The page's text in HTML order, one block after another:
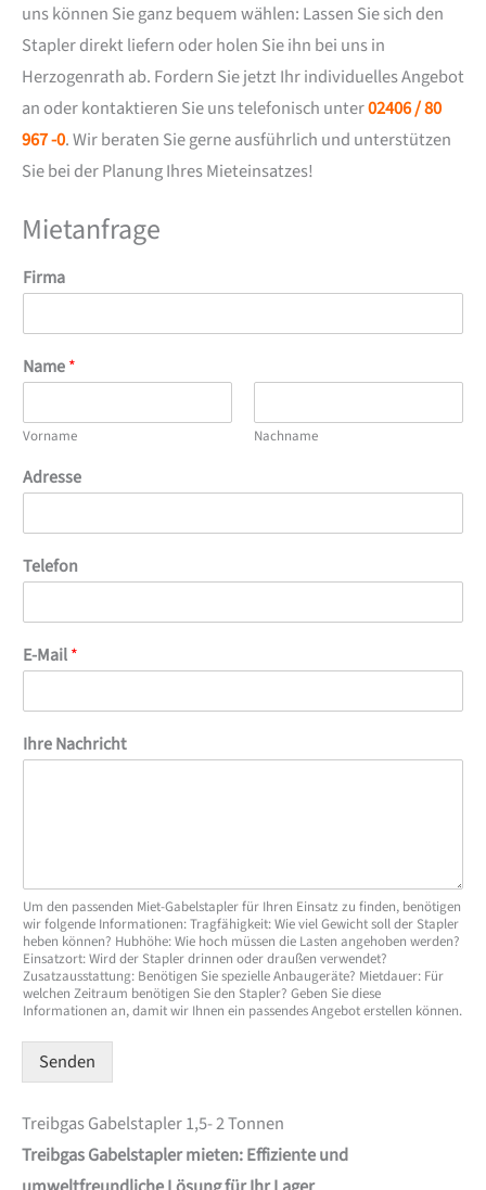
uns können Sie ganz bequem wählen: Lassen Sie sich den
Stapler direkt liefern oder holen Sie ihn bei uns in
Herzogenrath ab. Fordern Sie jetzt Ihr individuelles Angebot
an oder kontaktieren Sie uns telefonisch unter02406 / 80
967 -0. Wir beraten Sie gerne ausführlich und unterstützen
Sie bei der Planung Ihres Mieteinsatzes!
Mietanfrage
Firma
Name*
Vorname Nachname
Adresse
Telefon
E-Mail*
Ihre Nachricht
Um den passenden Miet-Gabelstapler für Ihren Einsatz zu finden, benötigen
wir folgende Informationen: Tragfähigkeit: Wie viel Gewicht soll der Stapler
heben können? Hubhöhe: Wie hoch müssen die Lasten angehoben werden?
Einsatzort: Wird der Stapler drinnen oder draußen verwendet?
Zusatzausstattung: Benötigen Sie spezielle Anbaugeräte? Mietdauer: Für
welchen Zeitraum benötigen Sie den Stapler? Geben Sie diese
Informationen an, damit wir Ihnen ein passendes Angebot erstellen können.
Senden
Treibgas Gabelstapler 1,5- 2 Tonnen
Treibgas Gabelstapler mieten: Effiziente und